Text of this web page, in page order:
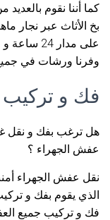
كما أننا نقوم
بخ الأثاث عبر نجار
على مدار
وفرنا ورشات في
فك و
هل ترغب بفك و نقل
عفش الجهراء ؟
نقل عفش الجهراء
الذي يقوم بفك و
فك و تركيب جميع